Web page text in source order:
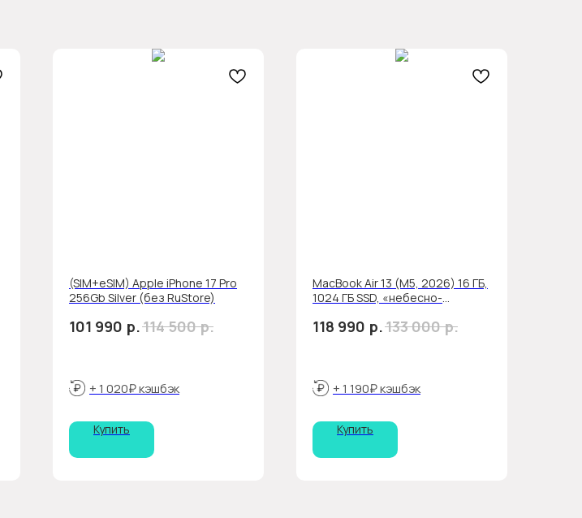
(SIM+eSIM) Apple iPhone 17 Pro
256Gb Silver (без RuStore)
101 990 р.114 500 р.
+ 1 020₽ кэшбэк
Купить
MacBook Air 13 (M5, 2026) 16 ГБ,
1024 ГБ SSD, «небесно-
118 990 р.133 000 р.
+ 1 190₽ кэшбэк
Купить